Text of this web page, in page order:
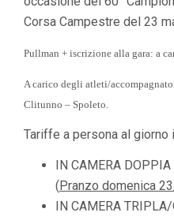
Corsa Campestre del 23
Pullman + iscrizione alla gara: a
A carico degli atleti/
Clitunno – Spoleto.
Tariffe a persona al giorno
IN CAMERA
( Pranzo domenica
IN CAMERA